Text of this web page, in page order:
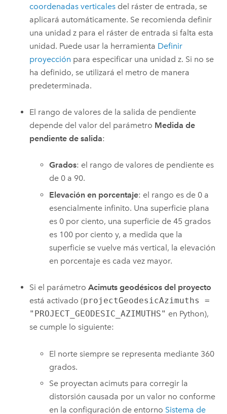
coordenadas verticales del ráster de entrada, se
aplicará automáticamente. Se recomienda definir
una unidad z para el ráster de entrada si falta esta
unidad. Puede usar la herramienta Definir
proyección para especificar una unidad z. Si no se
ha definido, se utilizará el metro de manera
predeterminada.
El rango de valores de la salida de pendiente
depende del valor del parámetro Medida de
pendiente de salida:
Grados: el rango de valores de pendiente es
de 0 a 90.
Elevación en porcentaje: el rango es de 0 a
esencialmente infinito. Una superficie plana
es 0 por ciento, una superficie de 45 grados
es 100 por ciento y, a medida que la
superficie se vuelve más vertical, la elevación
en porcentaje es cada vez mayor.
Si el parámetroAcimuts geodésicos del proyecto
está activado (projectGeodesicAzimuths =
"PROJECT_GEODESIC_AZIMUTHS" en Python),
se cumple lo siguiente:
El norte siempre se representa mediante 360
grados.
Se proyectan acimuts para corregir la
distorsión causada por un valor no conforme
en la configuración de entorno Sistema de